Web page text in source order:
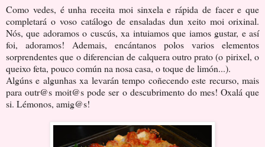
Como vedes, é unha receita moi sinxela e rápida de facer e que
completará o voso catálogo de ensaladas dun xeito moi orixinal.
Nós, que adoramos o cuscús, xa intuiamos que iamos gustar, e así
foi, adoramos! Ademais, encántanos polos varios elementos
sorprendentes que o diferencian de calquera outro prato (o pirixel, o
queixo feta, pouco común na nosa casa, o toque de limón...).
Algúns e algunhas xa levarán tempo coñecendo este recurso, mais
para outr@s moit@s pode ser o descubrimento do mes! Oxalá que
si. Lémonos, amig@s!